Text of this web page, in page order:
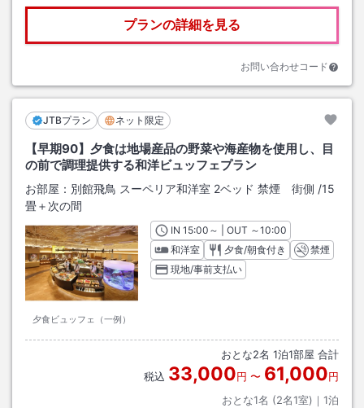
プランの詳細を見る
お問い合わせコード
JTBプラン ネット限定
【早期90】夕食は地場産品の野菜や海産物を使用し、目
の前で調理提供する和洋ビュッフェプラン
お部屋： 別館飛鳥 スーペリア和洋室 2ベッド 禁煙 街側 /15
畳＋次の間
夕食ビュッフェ（一例）
INチェックイン
15:00 ～ | OUT チェックアウト
～10:00
和洋室
夕食/朝食付き
禁煙
現地/事前支払い
おとな2名 1泊1部屋 合計
税込 33,000円 〜 61,000円
おとな1名 (2名1室)｜ 1泊